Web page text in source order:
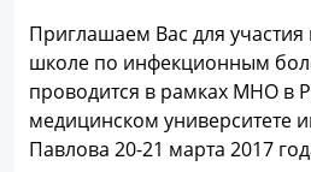
Приглашаем Вас для
школе по инфекционным
проводится в рамках МНО в
медицинском университете
Павлова 20-21 марта 2017